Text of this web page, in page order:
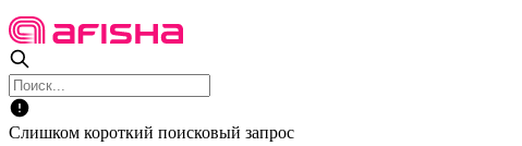
Слишком короткий поисковый запрос